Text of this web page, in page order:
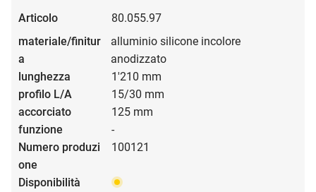
80.055.97
alluminio silicone incolore
anodizzato
1'210 mm
15/30 mm
125 mm
-
100121